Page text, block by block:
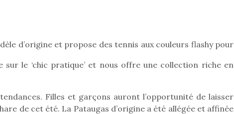
d’origine et propose des tennis aux couleurs flashy pour
sur le ‘chic pratique’ et nous offre une collection riche en
Filles et garçons auront l’opportunité de laisser
de cet été. La Pataugas d’origine a été allégée et affinée